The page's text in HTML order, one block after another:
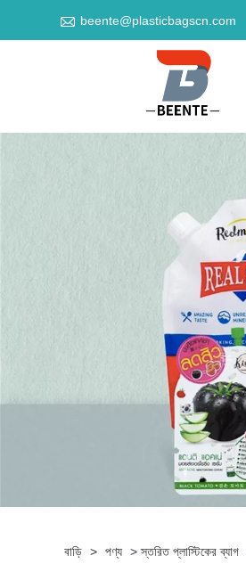
 beente@plasticbagscn.com
বাড়ি > পণ্য >স্তরিত প্লাস্টিকের ব্যাগ